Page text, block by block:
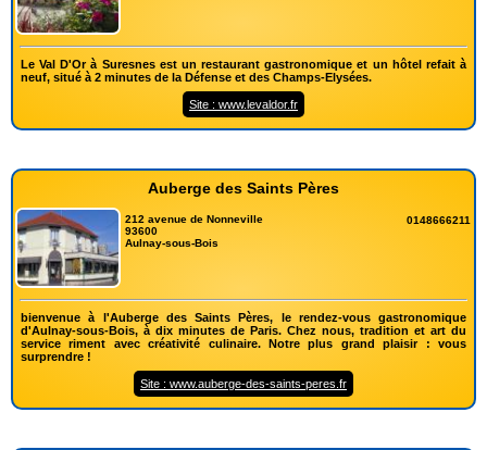
Le Val D'Or à Suresnes est un restaurant gastronomique et un hôtel refait à
neuf, situé à 2 minutes de la Défense et des Champs-Elysées.
Site : www.levaldor.fr
Auberge des Saints Pères
212 avenue de Nonneville
93600
Aulnay-sous-Bois
0148666211
bienvenue à l'Auberge des Saints Pères, le rendez-vous gastronomique
d'Aulnay-sous-Bois, à dix minutes de Paris. Chez nous, tradition et art du
service riment avec créativité culinaire. Notre plus grand plaisir : vous
surprendre !
Site : www.auberge-des-saints-peres.fr